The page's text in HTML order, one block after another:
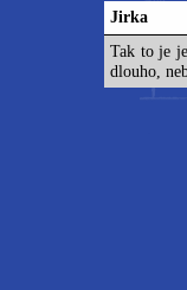
Jirka
Tak to je
dlouho,